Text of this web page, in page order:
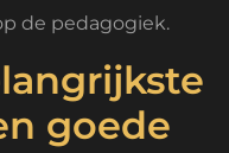
de pedagogiek.
goede